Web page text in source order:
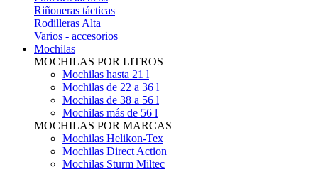
Riñoneras tácticas
Rodilleras Alta
Varios - accesorios
Mochilas
MOCHILAS POR LITROS
Mochilas hasta 21 l
Mochilas de 22 a 36 l
Mochilas de 38 a 56 l
Mochilas más de 56 l
MOCHILAS POR MARCAS
Mochilas Helikon-Tex
Mochilas Direct Action
Mochilas Sturm Miltec